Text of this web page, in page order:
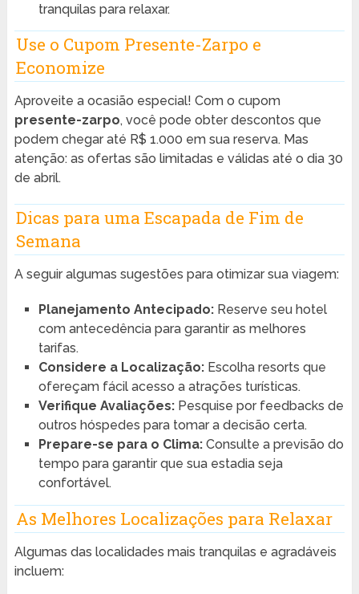
tranquilas para relaxar.
Use o Cupom Presente-Zarpo e
Economize
Aproveite a ocasião especial! Com o cupom
presente-zarpo, você pode obter descontos que
podem chegar até R$ 1.000 em sua reserva. Mas
atenção: as ofertas são limitadas e válidas até o dia 30
de abril.
Dicas para uma Escapada de Fim de
Semana
A seguir algumas sugestões para otimizar sua viagem:
Planejamento Antecipado:Reserve seu hotel
com antecedência para garantir as melhores
tarifas.
Considere a Localização:Escolha resorts que
ofereçam fácil acesso a atrações turísticas.
Verifique Avaliações:Pesquise por feedbacks de
outros hóspedes para tomar a decisão certa.
Prepare-se para o Clima:Consulte a previsão do
tempo para garantir que sua estadia seja
confortável.
As Melhores Localizações para Relaxar
Algumas das localidades mais tranquilas e agradáveis
incluem: